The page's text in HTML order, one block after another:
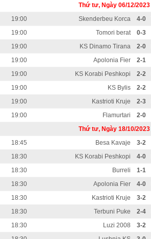
Thứ tư, Ngày 06/12/2023
19:00
Skenderbeu Korca 4-0
19:00
Tomori berat 0-3
19:00
KS Dinamo Tirana 2-0
19:00
Apolonia Fier 2-1
19:00
KS Korabi Peshkopi 2-2
19:00
KS Bylis 2-2
19:00
Kastrioti Kruje 2-3
19:00
Flamurtari 2-0
Thứ tư, Ngày 18/10/2023
18:45
Besa Kavaje 3-2
18:30
KS Korabi Peshkopi 4-0
18:30
Burreli 1-1
18:30
Apolonia Fier 4-0
18:30
Kastrioti Kruje 3-2
18:30
Terbuni Puke 2-4
18:30
Luzi 2008 3-2